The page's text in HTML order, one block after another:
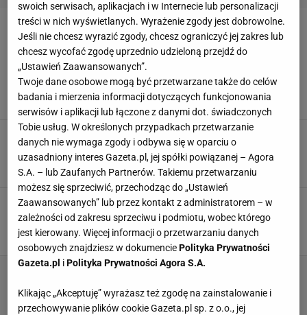
AGNIESZKA RYLIK
Była mistrzyni świata oskarżona o oszustwa.
Do sądu trafił akt oskarżenia
Iwona Smyrak,12 LUTEGO 2026, 14:30
Pełnomocnik Agnieszki Rylik o głośnej aferze.
Jest oświadczenie
Julia Mistarz,4 KWIETNIA 2025, 13:12
Agnieszka Rylik w samym centrum skandalu.
Prokuratura: zarzuty zostały postawione
Zuzanna Szeloch,31 MARCA 2025, 20:47
swoich serwisach, aplikacjach i w Internecie lub personalizacji
treści w nich wyświetlanych. Wyrażenie zgody jest dobrowolne.
Jeśli nie chcesz wyrazić zgody, chcesz ograniczyć jej zakres lub
chcesz wycofać zgodę uprzednio udzieloną przejdź do
„Ustawień Zaawansowanych”.
Twoje dane osobowe mogą być przetwarzane także do celów
badania i mierzenia informacji dotyczących funkcjonowania
serwisów i aplikacji lub łączone z danymi dot. świadczonych
Tobie usług. W określonych przypadkach przetwarzanie
danych nie wymaga zgody i odbywa się w oparciu o
uzasadniony interes Gazeta.pl, jej spółki powiązanej – Agora
S.A. – lub Zaufanych Partnerów. Takiemu przetwarzaniu
możesz się sprzeciwić, przechodząc do „Ustawień
Zaawansowanych” lub przez kontakt z administratorem – w
zależności od zakresu sprzeciwu i podmiotu, wobec którego
jest kierowany. Więcej informacji o przetwarzaniu danych
osobowych znajdziesz w dokumenciePolityka Prywatności
Gazeta.pl iPolityka Prywatności Agora S.A.
Klikając „Akceptuję” wyrażasz też zgodę na zainstalowanie i
przechowywanie plików cookie Gazeta.pl sp. z o.o., jej